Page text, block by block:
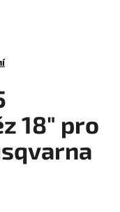
18" pro